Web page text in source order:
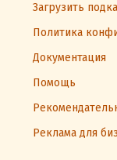
Загрузить
Политика
Документация
Помощь
Реклама для